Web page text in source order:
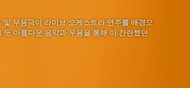
무용극이 라이브 오케스트라 연주를 배경으
아름다운 음악과 무용을 통해 이 찬란했던